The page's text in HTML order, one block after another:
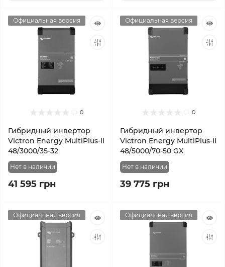
Официальная версия
0
Гибридный инвертор
Victron Energy MultiPlus-II
48/3000/35-32
Нет в наличии
41 595 грн
Официальная версия
0
Гибридный инвертор
Victron Energy MultiPlus-II
48/5000/70-50 GX
Нет в наличии
39 775 грн
Официальная версия Официальная версия